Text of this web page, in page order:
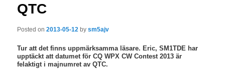
QTC
Posted on2013-05-12 bysm5ajv
Tur att det finns uppmärksamma läsare. Eric, SM1TDE har
upptäckt att datumet för CQ WPX CW Contest 2013 är
felaktigt i majnumret av QTC.